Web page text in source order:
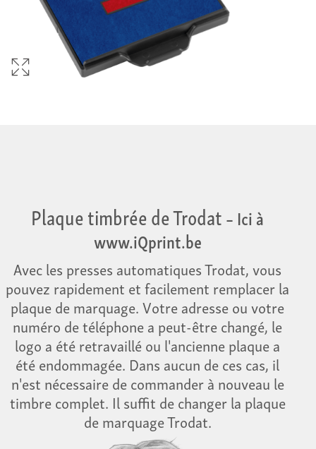
Plaque timbrée de Trodat– Ici à
www.iQprint.be
Avec les presses automatiques Trodat, vous
pouvez rapidement et facilement remplacer la
plaque de marquage. Votre adresse ou votre
numéro de téléphone a peut-être changé, le
logo a été retravaillé ou l'ancienne plaque a
été endommagée. Dans aucun de ces cas, il
n'est nécessaire de commander à nouveau le
timbre complet. Il suffit de changer la plaque
de marquage Trodat.